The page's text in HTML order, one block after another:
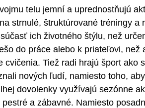
telu jemní a uprednostňujú
strnulé, štruktúrované tréningy a
ich životného štýlu, než
do práce alebo k priateľovi,
cvičenia. Tiež radi hrajú šport ako
nových ľudí, namiesto toho,
dovolenky využívajú sezónne
a zábavné. Namiesto